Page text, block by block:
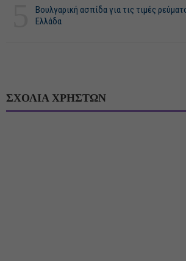
Βουλγαρική ασπίδα για τις τιμές
Ελλάδα
ΣΧΟΛΙΑ ΧΡΗΣΤΩΝ